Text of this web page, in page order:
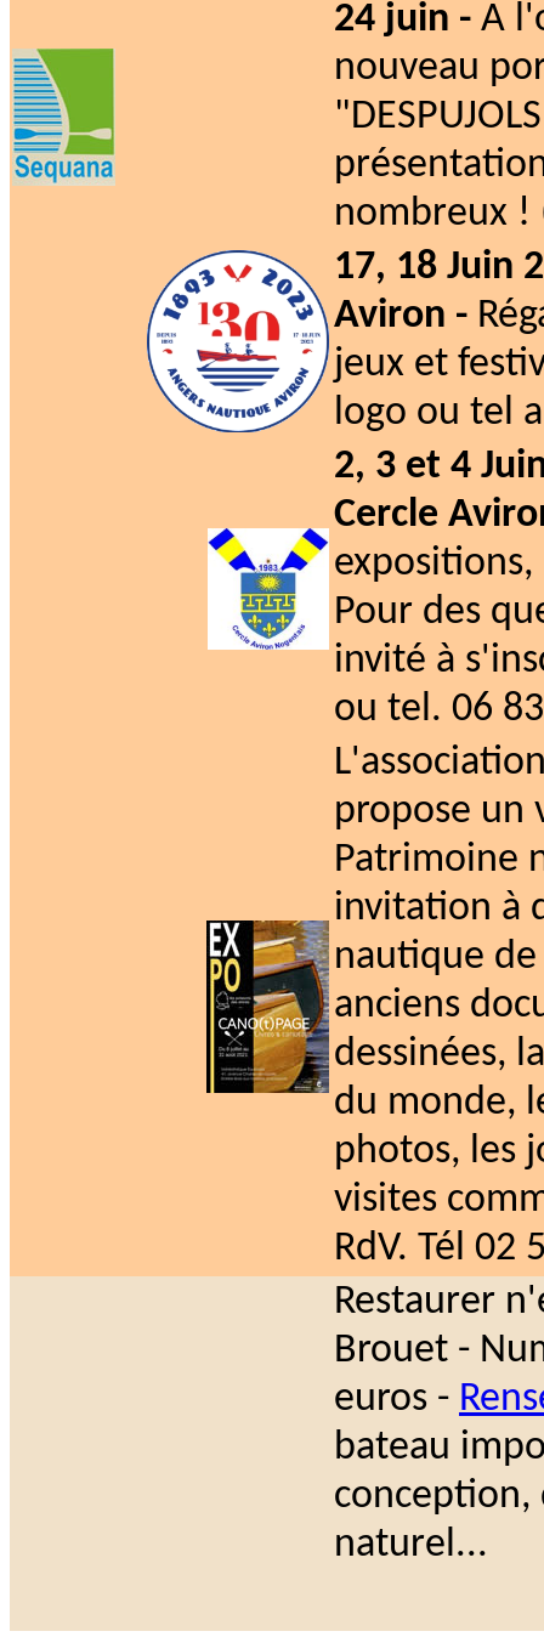
24 juin - A
nouveau
nombreux !
17, 18 Juin
Aviron -
jeux et
logo ou tel
2, 3 et 4
Cercle
Pour des
invité à
ou tel. 06
L'association
propose un
Patrimoine
invitation à
nautique de
anciens
dessinées,
du monde,
photos, les
visites
RdV. Tél 02
Restaurer
Brouet -
euros -
bateau
conception,
naturel...